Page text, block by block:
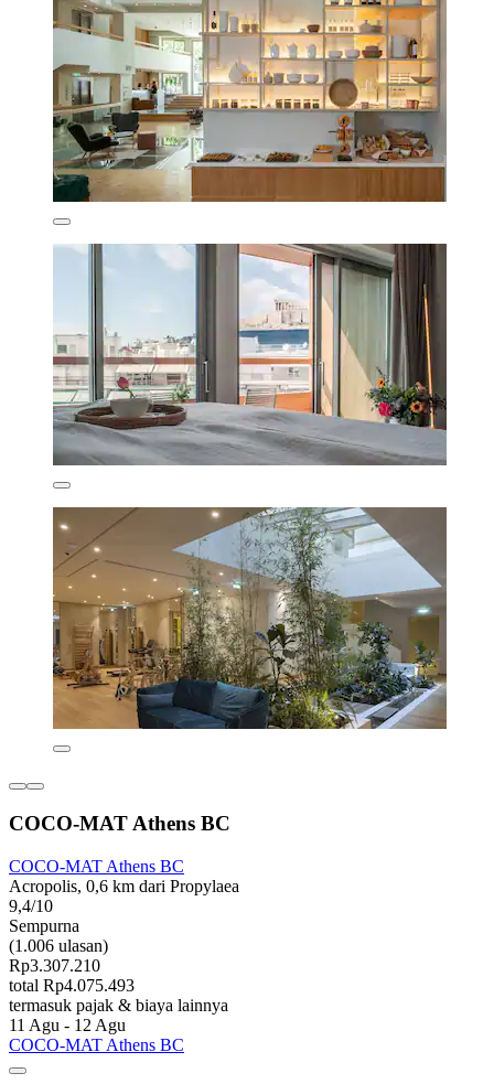
COCO-MAT Athens BC
COCO-MAT Athens BC
Acropolis, 0,6 km dari Propylaea
9,4/10
Sempurna
(1.006 ulasan)
Rp3.307.210
total Rp4.075.493
termasuk pajak & biaya lainnya
11 Agu - 12 Agu
COCO-MAT Athens BC